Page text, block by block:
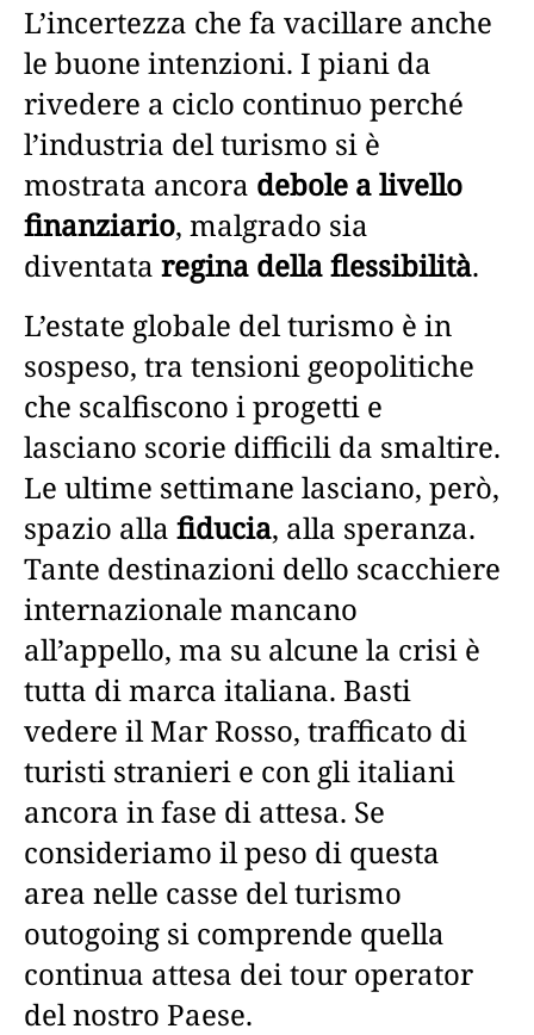
L’incertezza che fa vacillare anche
le buone intenzioni. I piani da
rivedere a ciclo continuo perché
l’industria del turismo si è
mostrata ancora debole a livello
finanziario, malgrado sia
diventata regina della flessibilità.
L’estate globale del turismo è in
sospeso, tra tensioni geopolitiche
che scalfiscono i progetti e
lasciano scorie difficili da smaltire.
Le ultime settimane lasciano, però,
spazio alla fiducia, alla speranza.
Tante destinazioni dello scacchiere
internazionale mancano
all’appello, ma su alcune la crisi è
tutta di marca italiana. Basti
vedere il Mar Rosso, trafficato di
turisti stranieri e con gli italiani
ancora in fase di attesa. Se
consideriamo il peso di questa
area nelle casse del turismo
outogoing si comprende quella
continua attesa dei tour operator
del nostro Paese.